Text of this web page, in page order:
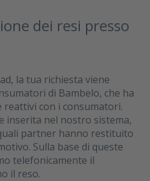
dei resi presso
la tua richiesta viene
di Bambelo, che ha
con i consumatori.
inserita nel nostro sistema,
partner hanno restituito
Sulla base di queste
telefonicamente il
il reso.